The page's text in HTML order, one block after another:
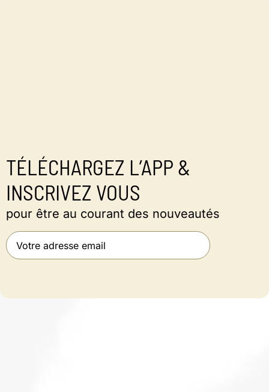
TÉLÉCHARGEZ L’APP &
INSCRIVEZ VOUS
pour être au courant des nouveautés